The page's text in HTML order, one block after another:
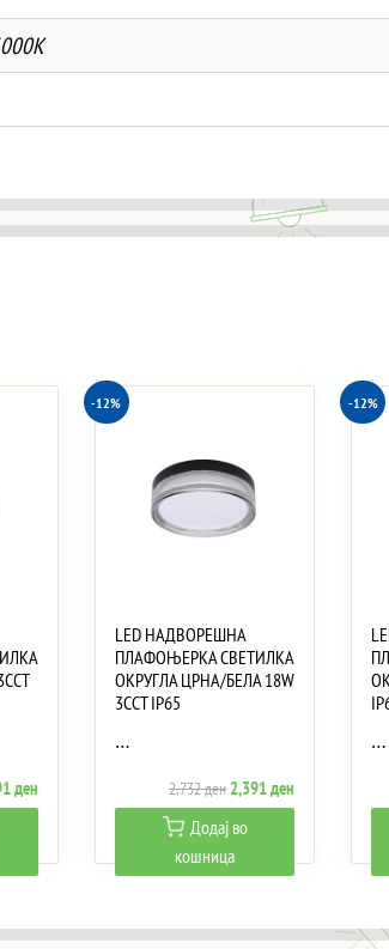
ден.
ден
price
2,391 ден.
-12%
LED НАДВОРЕШНА
ПЛАФОЊЕРКА СВЕТИЛКА
ОКРУГЛА ЦРНА/БЕЛА 18W
3CCT IP65
…
2,732ден Original
price
was:
2,732 ден.
2,391ден
price
2,391 ден.
Додај во
кошница
-12%
…